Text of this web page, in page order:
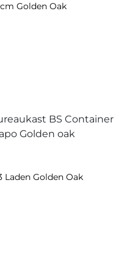
Golden Oak
Laden Golden Oak